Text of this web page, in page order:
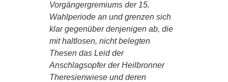
Vorgängergremiums der 15.
Wahlperiode an und grenzen sich
klar gegenüber denjenigen ab, die
mit haltlosen, nicht belegten
Thesen das Leid der
Anschlagsopfer der Heilbronner
Theresienwiese und deren